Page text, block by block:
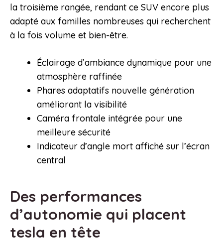
la troisième rangée, rendant ce SUV encore plus
adapté aux familles nombreuses qui recherchent
à la fois volume et bien-être.
Éclairage d’ambiance dynamique pour une
atmosphère raffinée
Phares adaptatifs nouvelle génération
améliorant la visibilité
Caméra frontale intégrée pour une
meilleure sécurité
Indicateur d’angle mort affiché sur l’écran
central
Des performances
d’autonomie qui placent
tesla en tête